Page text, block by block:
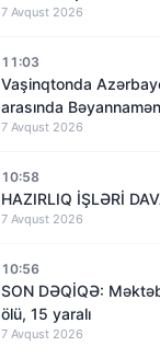
7 Avqust 2026
11:03
Vaşinqtonda
arasında
ili olacaq – nəyə nail
7 Avqust 2026
10:58
HAZIRLIQ İŞLƏRİ
7 Avqust 2026
10:56
SON DƏQİQƏ:
ölü, 15 yaralı
7 Avqust 2026